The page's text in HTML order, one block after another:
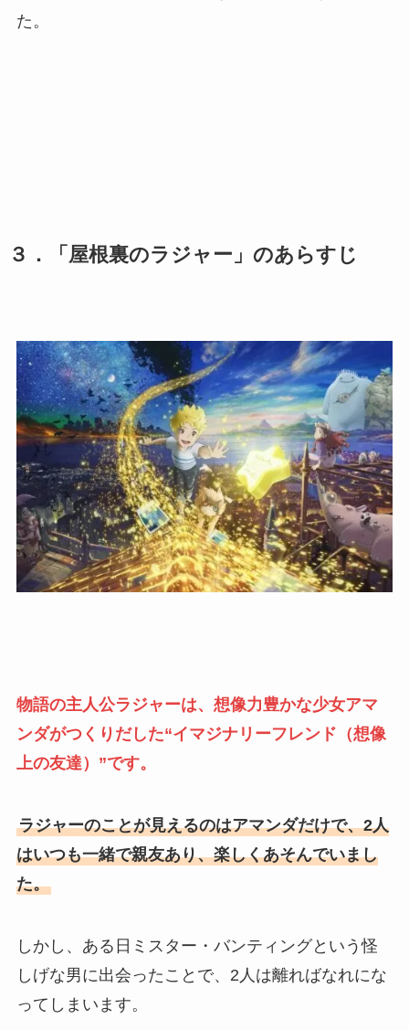
た。
３．「屋根裏のラジャー」 のあらすじ
物語の主人公ラジャーは、想像力豊かな少女アマ
ンダがつくりだした“イマジナリーフレンド（想像
上の友達）”です。
ラジャーのことが見えるのはアマンダだけで、2人
はいつも一緒で親友あり、楽しくあそんでいまし
た。
しかし、ある日ミスター・バンティングという怪
しげな男に出会ったことで、2人は離ればなれにな
ってしまいます。